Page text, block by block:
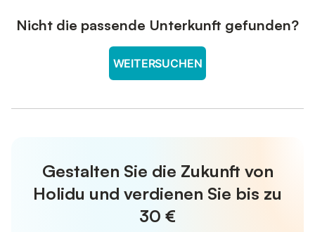
Nicht die passende Unterkunft gefunden?
WEITERSUCHEN
Gestalten Sie die Zukunft von
Holidu und verdienen Sie bis zu
30 €